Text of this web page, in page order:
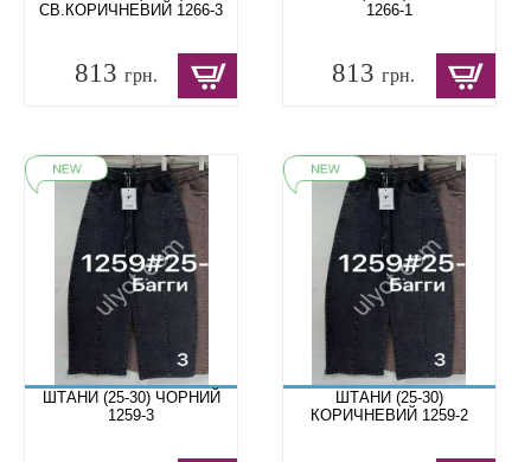
СВ.КОРИЧНЕВИЙ 1266-3
813 грн.
1266-1
813грн.
ШТАНИ (25-30) ЧОРНИЙ
1259-3
ШТАНИ (25-30)
КОРИЧНЕВИЙ 1259-2